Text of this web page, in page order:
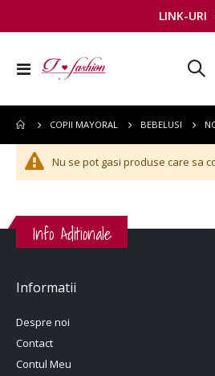
LINK-URI
Comutare
COPII MAYORAL BEBELUSI
Nu se pot gasi produse care sa
Info Aditionale
Informatii
Despre noi
Contact
Contul Meu